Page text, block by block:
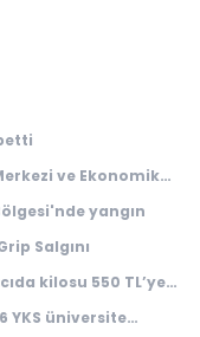
ve Ekonomik
yangın
Salgını
kilosu 550 TL’ye
YKS üniversite